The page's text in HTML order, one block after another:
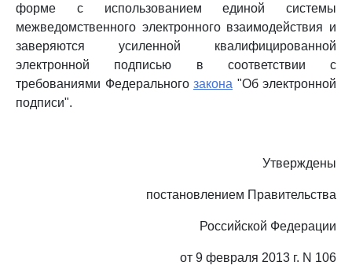
форме с использованием единой системы
межведомственного электронного взаимодействия и
заверяются усиленной квалифицированной
электронной подписью в соответствии с
требованиями Федерального закона "Об электронной
подписи".
Утверждены
постановлением Правительства
Российской Федерации
от 9 февраля 2013 г. N 106